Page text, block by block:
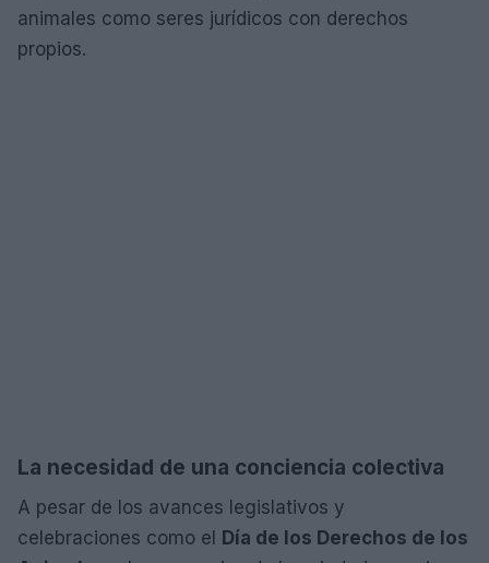
animales como seres jurídicos con derechos
propios.
La necesidad de una conciencia colectiva
A pesar de los avances legislativos y
celebraciones como el Día de los Derechos de los